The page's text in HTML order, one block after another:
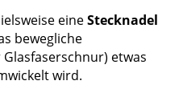
eineStecknadel
bewegliche
etwas
wird.